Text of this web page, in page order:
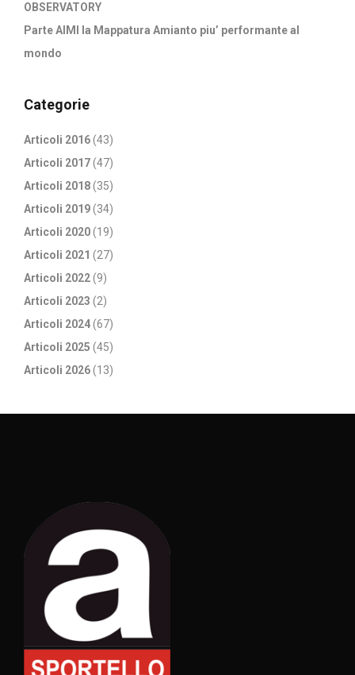
OBSERVATORY
Parte AIMI la Mappatura Amianto piu’ performante al
mondo
Categorie
Articoli 2016(43)
Articoli 2017(47)
Articoli 2018(35)
Articoli 2019(34)
Articoli 2020(19)
Articoli 2021 (27)
Articoli 2022(9)
Articoli 2023 (2)
Articoli 2024(67)
Articoli 2025 (45)
Articoli 2026(13)